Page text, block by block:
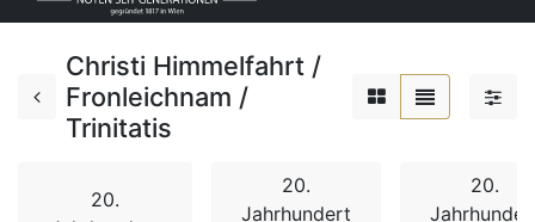
Christi Himmelfahrt /
Fronleichnam /
Trinitatis
20.
20.
Jahrhundert
20.